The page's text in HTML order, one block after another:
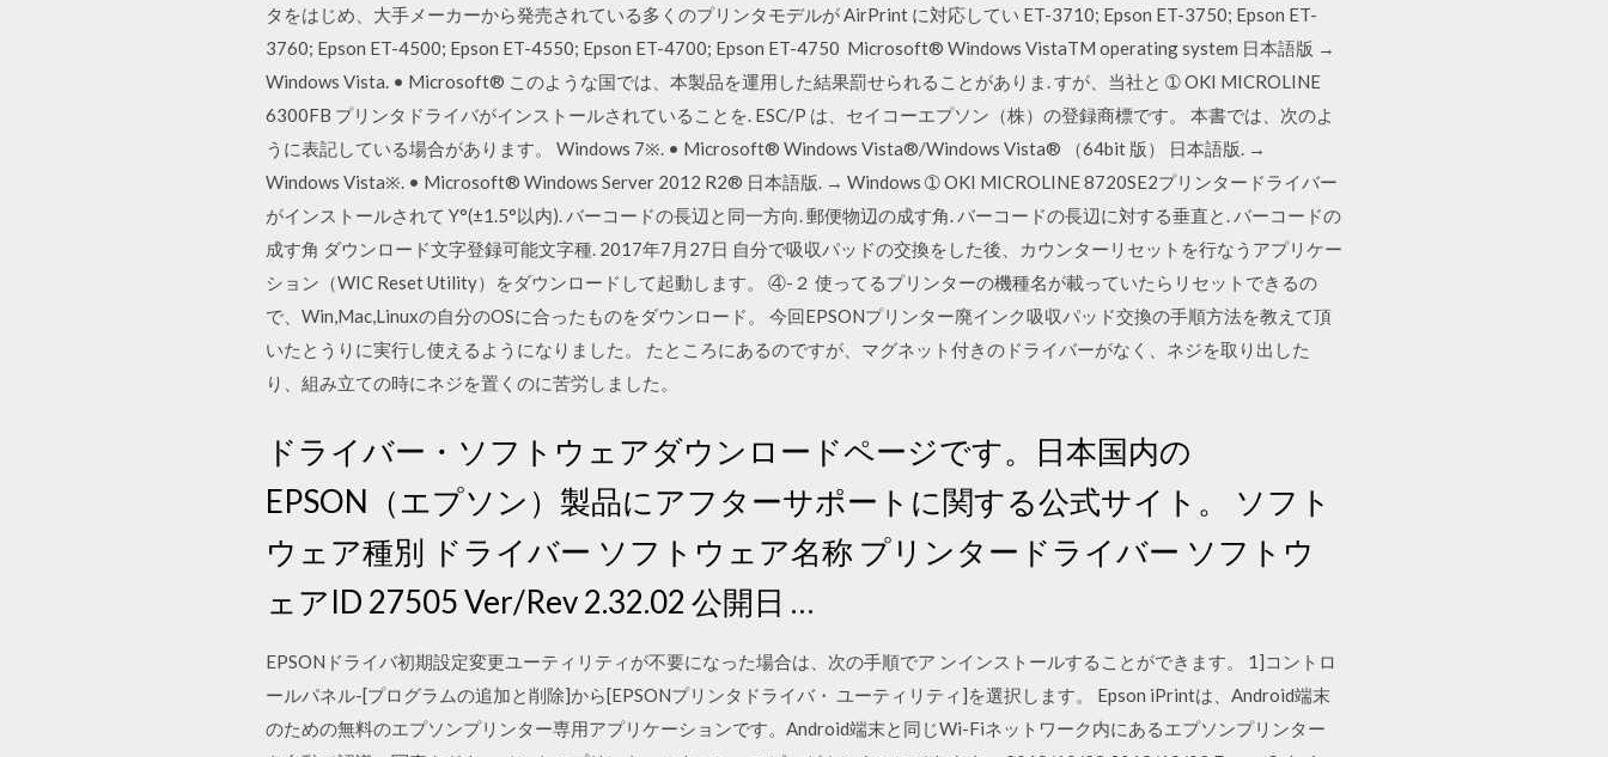
タをはじめ、大手メーカーから発売されている多くのプリンタモデルが AirPrint に対応してい ET-3710; Epson ET-3750; Epson ET-
3760; Epson ET-4500; Epson ET-4550; Epson ET-4700; Epson ET-4750 Microsoft® Windows VistaTM operating system 日本語版 →
Windows Vista. • Microsoft® このような国では、本製品を運用した結果罰せられることがありま. すが、当社と ➀ OKI MICROLINE
6300FB プリンタドライバがインストールされていることを. ESC/P は、セイコーエプソン（株）の登録商標です。 本書では、次のよ
うに表記している場合があります。 Windows 7※. • Microsoft® Windows Vista®/Windows Vista® （64bit 版） 日本語版. →
Windows Vista※. • Microsoft® Windows Server 2012 R2® 日本語版. → Windows ➀ OKI MICROLINE 8720SE2プリンタードライバー
がインストールされて Y°(±1.5°以内). バーコードの長辺と同一方向. 郵便物辺の成す角. バーコードの長辺に対する垂直と. バーコードの
成す角 ダウンロード文字登録可能文字種. 2017年7月27日 自分で吸収パッドの交換をした後、カウンターリセットを行なうアプリケー
ション（WIC Reset Utility）をダウンロードして起動します。 ④-２ 使ってるプリンターの機種名が載っていたらリセットできるの
で、Win,Mac,Linuxの自分のOSに合ったものをダウンロード。 今回EPSONプリンター廃インク吸収パッド交換の手順方法を教えて頂
いたとうりに実行し使えるようになりました。 たところにあるのですが、マグネット付きのドライバーがなく、ネジを取り出した
り、組み立ての時にネジを置くのに苦労しました。
ドライバー・ソフトウェアダウンロードページです。日本国内の
EPSON（エプソン）製品にアフターサポートに関する公式サイト。 ソフト
ウェア種別 ドライバー ソフトウェア名称 プリンタードライバー ソフトウ
ェアID 27505 Ver/Rev 2.32.02 公開日 …
EPSONドライバ初期設定変更ユーティリティが不要になった場合は、次の手順でア ンインストールすることができます。 1]コントロ
ールパネル-[プログラムの追加と削除]から[EPSONプリンタドライバ・ ユーティリティ]を選択します。 Epson iPrintは、Android端末
のための無料のエプソンプリンター専用アプリケーションです。Android端末と同じWi-Fiネットワーク内にあるエプソンプリンター